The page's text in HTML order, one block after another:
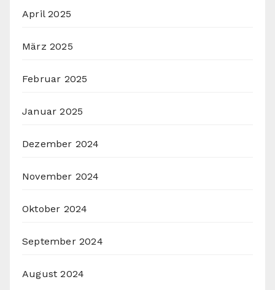
April 2025
März 2025
Februar 2025
Januar 2025
Dezember 2024
November 2024
Oktober 2024
September 2024
August 2024